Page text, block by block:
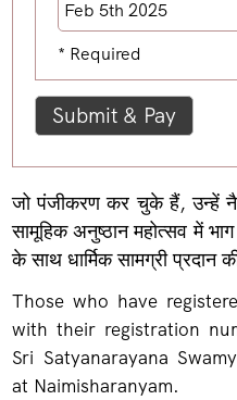
* Required
जो पंजीकरण कर चुके हैं, उन्हें
सामूहिक अनुष्ठान महोत्सव में
के साथ धार्मिक सामग्री प्रदान
Those who have
with their registration
Sri Satyanarayana
at Naimisharanyam.